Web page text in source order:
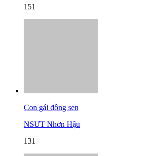
151
Con gái đồng sen
NSƯT Nhơn Hậu
131